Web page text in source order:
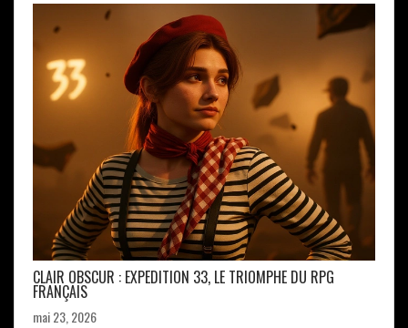
CLAIR OBSCUR : EXPEDITION 33, LE TRIOMPHE DU RPG
FRANÇAIS
mai 23, 2026